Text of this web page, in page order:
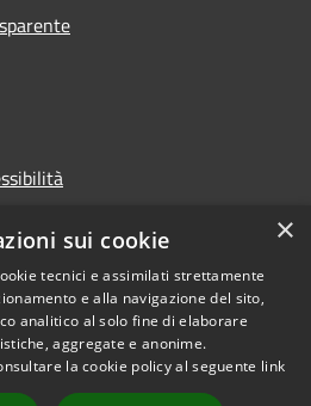
Comune convenzionato
Astigov
Progetto|Convenzione|
×
sui cookie
tecnici e assimilati strettamente
e alla navigazione del sito,
analitico al solo fine di elaborare
aggregate e anonime.
la cookie policy al seguente link